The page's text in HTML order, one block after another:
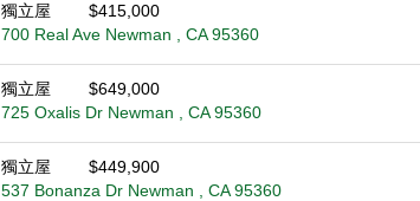
獨立屋
$415,000
700 Real Ave Newman , CA 95360
獨立屋
$649,000
725 Oxalis Dr Newman , CA 95360
獨立屋
$449,900
537 Bonanza Dr Newman , CA 95360